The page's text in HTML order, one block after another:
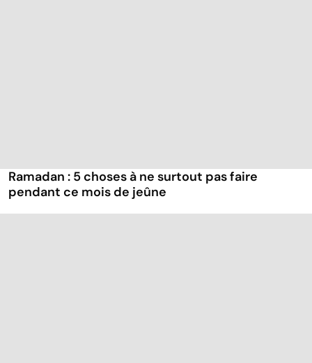
Ramadan : 5 choses à ne surtout pas faire
pendant ce mois de jeûne